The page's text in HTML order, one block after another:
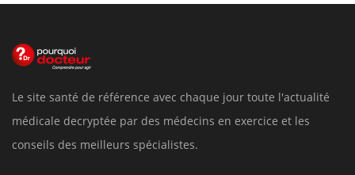
Le site santé de référence avec chaque jour toute l'actualité
médicale decryptée par des médecins en exercice et les
conseils des meilleurs spécialistes.